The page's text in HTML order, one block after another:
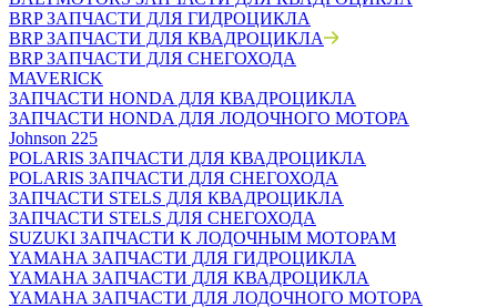
BRP ЗАПЧАСТИ ДЛЯ ГИДРОЦИКЛА
BRP ЗАПЧАСТИ ДЛЯ КВАДРОЦИКЛА
BRP ЗАПЧАСТИ ДЛЯ СНЕГОХОДА
MAVERICK
ЗАПЧАСТИ HONDA ДЛЯ КВАДРОЦИКЛА
ЗАПЧАСТИ HONDA ДЛЯ ЛОДОЧНОГО МОТОРА
Johnson 225
POLARIS ЗАПЧАСТИ ДЛЯ КВАДРОЦИКЛА
POLARIS ЗАПЧАСТИ ДЛЯ СНЕГОХОДА
ЗАПЧАСТИ STELS ДЛЯ КВАДРОЦИКЛА
ЗАПЧАСТИ STELS ДЛЯ СНЕГОХОДА
SUZUKI ЗАПЧАСТИ К ЛОДОЧНЫМ МОТОРАМ
YAMAHA ЗАПЧАСТИ ДЛЯ ГИДРОЦИКЛА
YAMAHA ЗАПЧАСТИ ДЛЯ КВАДРОЦИКЛА
YAMAHA ЗАПЧАСТИ ДЛЯ ЛОДОЧНОГО МОТОРА